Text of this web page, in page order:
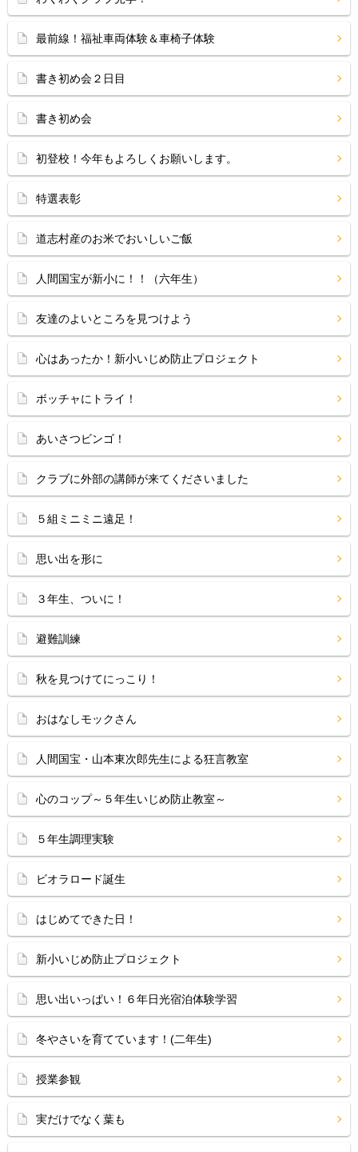
最前線！福祉車両体験＆車椅子体験
書き初め会２日目
書き初め会
初登校！今年もよろしくお願いします。
特選表彰
道志村産のお米でおいしいご飯
人間国宝が新小に！！（六年生）
友達のよいところを見つけよう
心はあったか！新小いじめ防止プロジェクト
ボッチャにトライ！
あいさつビンゴ！
クラブに外部の講師が来てくださいました
５組ミニミニ遠足！
思い出を形に
３年生、ついに！
避難訓練
秋を見つけてにっこり！
おはなしモックさん
人間国宝・山本東次郎先生による狂言教室
心のコップ～５年生いじめ防止教室～
５年生調理実験
ビオラロード誕生
はじめてできた日！
新小いじめ防止プロジェクト
思い出いっぱい！６年日光宿泊体験学習
冬やさいを育てています！(二年生)
授業参観
実だけでなく葉も